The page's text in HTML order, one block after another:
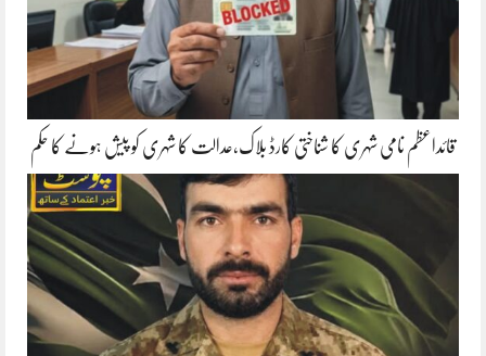
قائداعظم نامی شہری کا شناختی کارڈ بلاک،عدالت کا شہری کو پیش ہونے کا حکم